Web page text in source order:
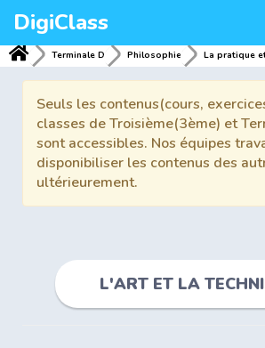
DigiClass
Terminale D Philosophie
Seuls les contenus(cours,
classes de Troisième(3ème) et
sont accessibles. Nos équipes
disponibiliser les contenus des
ultérieurement.
L'ART ET LA